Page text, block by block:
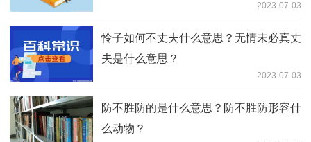
2023-07-03
怜子如何不丈夫什么意思？无情未必真丈
夫是什么意思？
2023-07-03
防不胜防的是什么意思？防不胜防形容什
么动物？